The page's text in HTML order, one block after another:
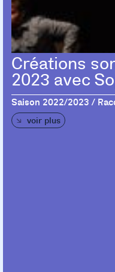
Créations
2023 avec
Saison 2022/2023 /
voir plus